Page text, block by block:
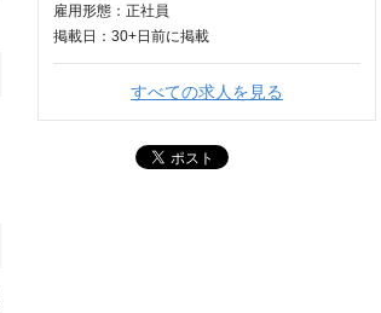
雇用形態：正社員
掲載日： 30+日 前に掲載
すべての求人を見る